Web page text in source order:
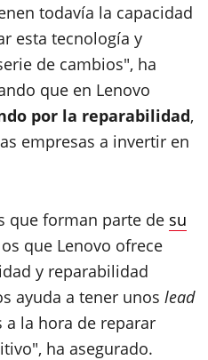
todavía la capacidad
esta tecnología y
de cambios", ha
que en Lenovo
por la reparabilidad,
empresas a invertir en
que forman parte de su
que Lenovo ofrece
y reparabilidad
ayuda a tener unos lead
la hora de reparar
ha asegurado.